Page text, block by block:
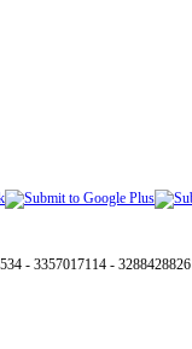
- 3357017114 - 3288428826